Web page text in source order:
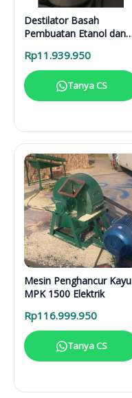
Destilator Basah
Pembuatan Etanol dan
Rp11.939.950
Tanya CS
Mesin Penghancur Kayu
MPK 1500 Elektrik
Rp116.999.950
Tanya CS